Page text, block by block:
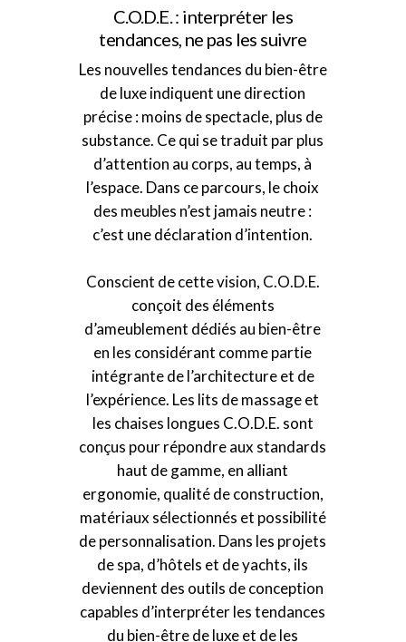
C.O.D.E. : interpréter les
tendances, ne pas les suivre
Les nouvelles tendances du bien-être
de luxe indiquent une direction
précise : moins de spectacle, plus de
substance. Ce qui se traduit par plus
d’attention au corps, au temps, à
l’espace. Dans ce parcours, le choix
des meubles n’est jamais neutre :
c’est une déclaration d’intention.
Conscient de cette vision, C.O.D.E.
conçoit des éléments
d’ameublement dédiés au bien-être
en les considérant comme partie
intégrante de l’architecture et de
l’expérience. Les lits de massage et
les chaises longues C.O.D.E. sont
conçus pour répondre aux standards
haut de gamme, en alliant
ergonomie, qualité de construction,
matériaux sélectionnés et possibilité
de personnalisation. Dans les projets
de spa, d’hôtels et de yachts, ils
deviennent des outils de conception
capables d’interpréter les tendances
du bien-être de luxe et de les